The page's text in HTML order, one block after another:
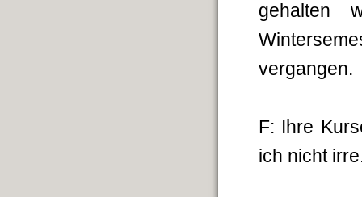
gehalten
vergangen.
F: Ihre
ich nicht